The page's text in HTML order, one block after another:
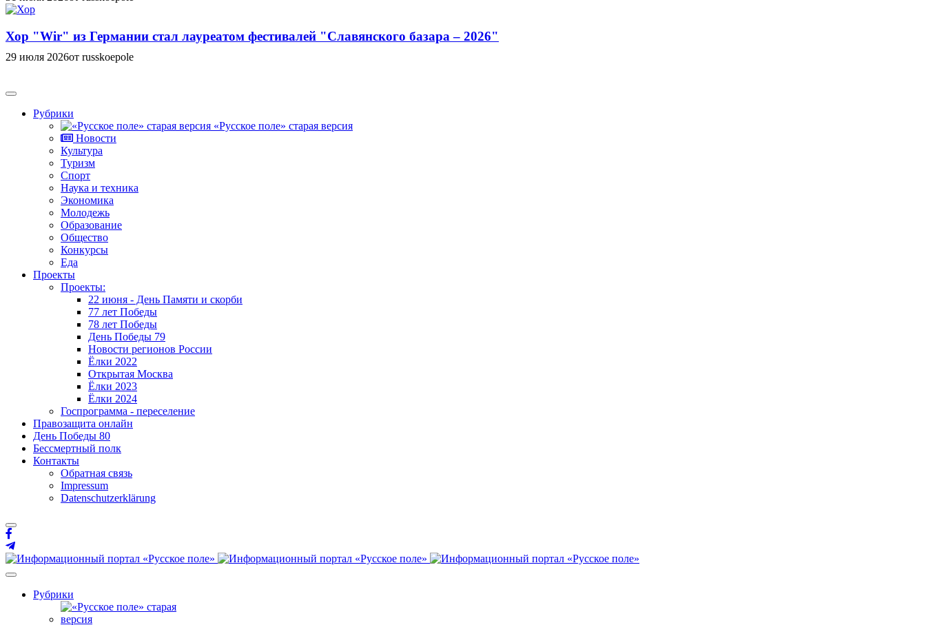
Хор "Wir" из Германии стал лауреатом фестивалей "Славянского базара – 2026"
29 июля 2026от russkoepole
Рубрики
«Русское поле» старая версия
Новости
Культура
Туризм
Спорт
Наука и техника
Экономика
Молодежь
Образование
Общество
Конкурсы
Еда
Проекты
Проекты:
22 июня - День Памяти и скорби
77 лет Победы
78 лет Победы
День Победы 79
Новости регионов России
Ёлки 2022
Открытая Москва
Ёлки 2023
Ёлки 2024
Госпрограмма - переселение
Правозащита онлайн
День Победы 80
Бессмертный полк
Контакты
Обратная связь
Impressum
Datenschutzerklärung
Рубрики